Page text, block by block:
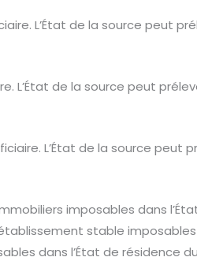
L’État de la source peut
L’État de la source peut
L’État de la source peut
imposables dans
stable
dans l’État de résidence